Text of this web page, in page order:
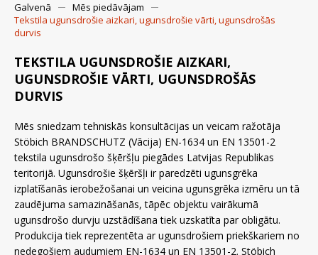
Galvenā
Mēs piedāvājam
Tekstila ugunsdrošie aizkari, ugunsdrošie vārti, ugunsdrošās
durvis
TEKSTILA UGUNSDROŠIE AIZKARI,
UGUNSDROŠIE VĀRTI, UGUNSDROŠĀS
DURVIS
Mēs sniedzam tehniskās konsultācijas un veicam ražotāja
Stöbich BRANDSCHUTZ (Vācija) EN-1634 un EN 13501-2
tekstila ugunsdrošo šķēršļu piegādes Latvijas Republikas
teritorijā. Ugunsdrošie šķēršļi ir paredzēti ugunsgrēka
izplatīšanās ierobežošanai un veicina ugunsgrēka izmēru un tā
zaudējuma samazināšanās, tāpēc objektu vairākumā
ugunsdrošo durvju uzstādīšana tiek uzskatīta par obligātu.
Produkcija tiek reprezentēta ar ugunsdrošiem priekškariem no
nedegošiem audumiem EN-1634 un EN 13501-2. Stöbich